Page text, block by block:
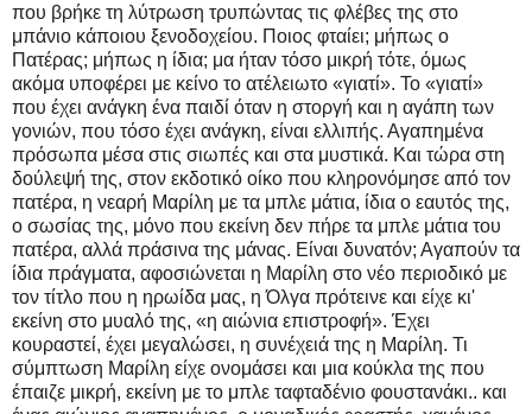
που βρήκε τη λύτρωση τρυπώντας τις φλέβες της στο
μπάνιο κάποιου ξενοδοχείου. Ποιος φταίει; μήπως ο
Πατέρας; μήπως η ίδια; μα ήταν τόσο μικρή τότε, όμως
ακόμα υποφέρει με κείνο το ατέλειωτο «γιατί». Το «γιατί»
που έχει ανάγκη ένα παιδί όταν η στοργή και η αγάπη των
γονιών, που τόσο έχει ανάγκη, είναι ελλιπής. Αγαπημένα
πρόσωπα μέσα στις σιωπές και στα μυστικά. Και τώρα στη
δούλεψή της, στον εκδοτικό οίκο που κληρονόμησε από τον
πατέρα, η νεαρή Μαρίλη με τα μπλε μάτια, ίδια ο εαυτός της,
ο σωσίας της, μόνο που εκείνη δεν πήρε τα μπλε μάτια του
πατέρα, αλλά πράσινα της μάνας. Είναι δυνατόν; Αγαπούν τα
ίδια πράγματα, αφοσιώνεται η Μαρίλη στο νέο περιοδικό με
τον τίτλο που η ηρωίδα μας, η Όλγα πρότεινε και είχε κι'
εκείνη στο μυαλό της, «η αιώνια επιστροφή». Έχει
κουραστεί, έχει μεγαλώσει, η συνέχειά της η Μαρίλη. Τι
σύμπτωση Μαρίλη είχε ονομάσει και μια κούκλα της που
έπαιζε μικρή, εκείνη με το μπλε ταφταδένιο φουστανάκι.. και